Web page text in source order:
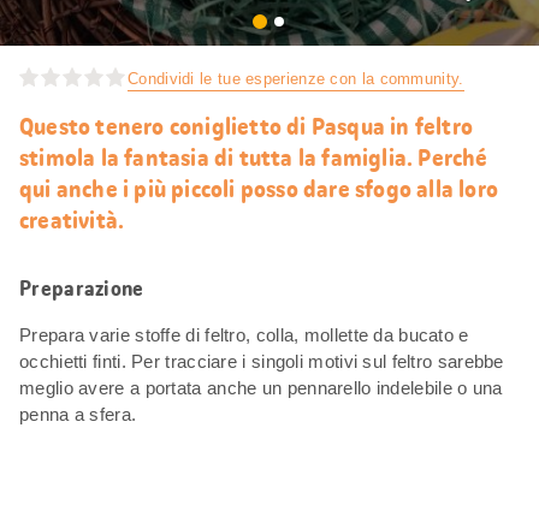
Condividi le tue esperienze con la community.
Mi
piace
Questo tenero coniglietto di Pasqua in feltro
stimola la fantasia di tutta la famiglia. Perché
qui anche i più piccoli posso dare sfogo alla loro
creatività.
Preparazione
Prepara varie stoffe di feltro, colla, mollette da bucato e
occhietti finti. Per tracciare i singoli motivi sul feltro sarebbe
meglio avere a portata anche un pennarello indelebile o una
penna a sfera.